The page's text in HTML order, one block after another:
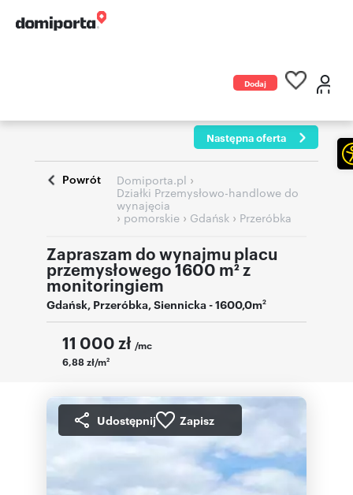
Dodaj
Następna oferta
Powrót Domiporta.pl ›
Działki Przemysłowo-handlowe do
wynajęcia
› pomorskie › Gdańsk › Przeróbka
Zapraszam do wynajmu placu
przemysłowego 1600 m² z
monitoringiem
Gdańsk, Przeróbka,Siennicka- 1600,0m2
11 000 zł /mc
6,88 zł/m2
Udostępnij Zapisz